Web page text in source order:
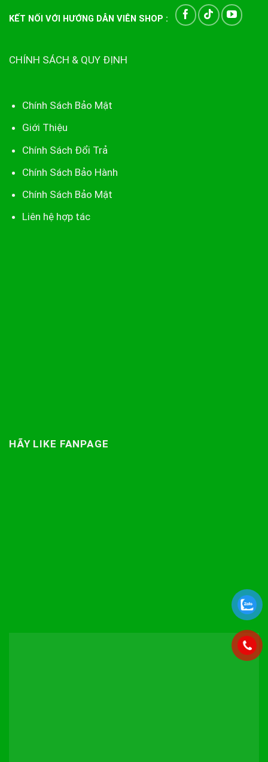
KẾT NỐI VỚI HƯỚNG DẪN VIÊN SHOP :
CHÍNH SÁCH & QUY ĐỊNH
Chính Sách Bảo Mật
Giới Thiệu
Chính Sách Đổi Trả
Chính Sách Bảo Hành
Chính Sách Bảo Mật
Liên hệ hợp tác
HÃY LIKE FANPAGE